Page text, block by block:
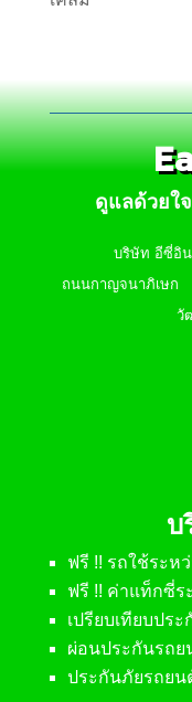
ดูแลด้วยใ
บริษัท อีซี่อินชัวร์
ถนนกาญจนาภิเ
วั
บ
ฟรี !! รถใช้ระห
ฟรี !! ค่าแท็กซี่ร
เปรียบเทียบปร
ผ่อนประกันรถย
ประกันภัยรถยน